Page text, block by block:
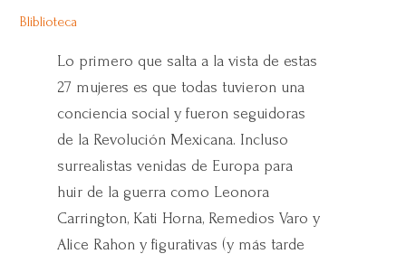
Bliblioteca
Lo primero que salta a la vista de estas
27 mujeres es que todas tuvieron una
conciencia social y fueron seguidoras
de la Revolución Mexicana. Incluso
surrealistas venidas de Europa para
huir de la guerra como Leonora
Carrington, Kati Horna, Remedios Varo y
Alice Rahon y figurativas (y más tarde